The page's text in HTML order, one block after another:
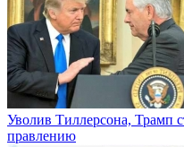
Уволив Тиллерсона, Трамп
правлению